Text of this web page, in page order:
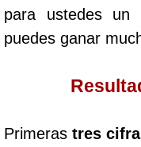
Caribeña
para ustedes un
puedes ganar
Primeras tres